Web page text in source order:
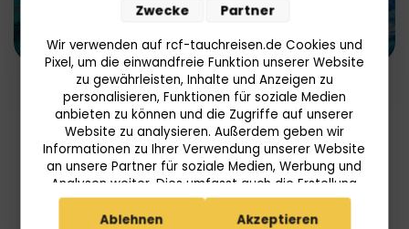
40 6
Temple Point Resort Special
Kenia
2.229,00€
Wir verwenden auf rcf-tauchreisen.de Cookies und
Pixel, um die einwandfreie Funktion unserer Website
zu gewährleisten, Inhalte und Anzeigen zu
personalisieren, Funktionen für soziale Medien
anbieten zu können und die Zugriffe auf unserer
Website zu analysieren. Außerdem geben wir
Informationen zu Ihrer Verwendung unserer Website
an unsere Partner für soziale Medien, Werbung und
Analysen weiter. Dies umfasst auch die Erstellung
pseudonymer Nutzungsprofile. Unsere Partner
(Userlike Google Advertising Products) führen diese
Zwecke Partner
Ablehnen Akzeptieren